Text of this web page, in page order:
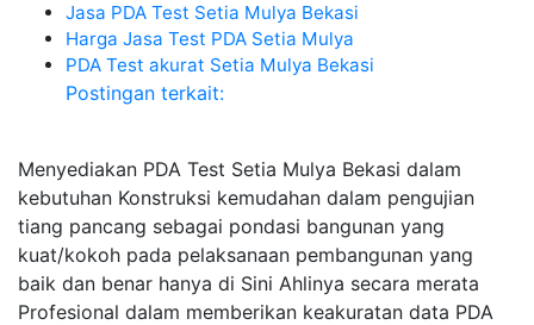
Jasa PDA Test Setia Mulya Bekasi
Harga Jasa Test PDA Setia Mulya
PDA Test akurat Setia Mulya Bekasi
Postingan terkait:
Menyediakan PDA Test Setia Mulya Bekasi dalam
kebutuhan Konstruksi kemudahan dalam pengujian
tiang pancang sebagai pondasi bangunan yang
kuat/kokoh pada pelaksanaan pembangunan yang
baik dan benar hanya di Sini Ahlinya secara merata
Profesional dalam memberikan keakuratan data PDA